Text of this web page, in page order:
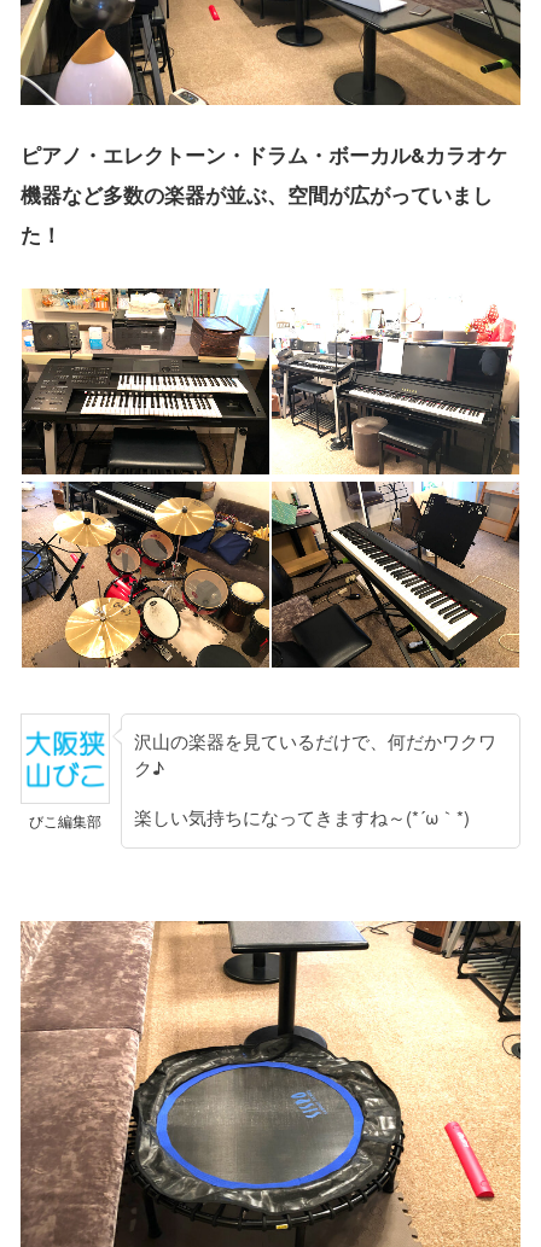
ピアノ・エレクトーン・ドラム・ボーカル&カラオケ
機器など多数の楽器が並ぶ、空間が広がっていまし
た！
びこ編集部
沢山の楽器を見ているだけで、何だかワクワ
ク♪
楽しい気持ちになってきますね～(*´ω｀*)